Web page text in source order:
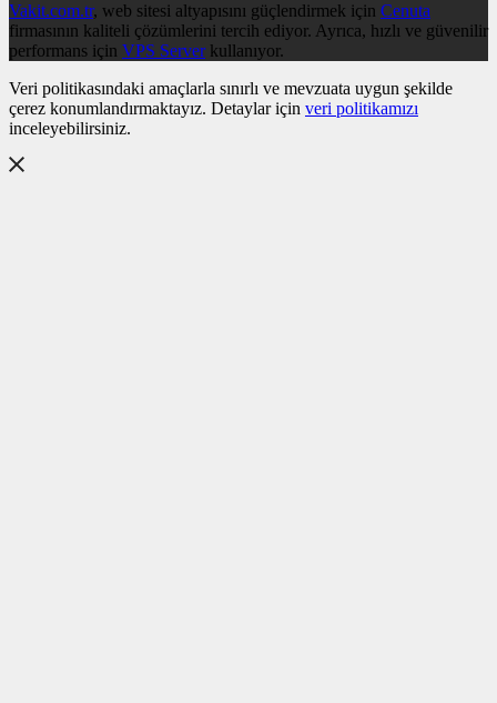
Vakit.com.tr, web sitesi altyapısını güçlendirmek için Cenuta
firmasının kaliteli çözümlerini tercih ediyor. Ayrıca, hızlı ve güvenilir
performans için VPS Serverkullanıyor.
Veri politikasındaki amaçlarla sınırlı ve mevzuata uygun şekilde
çerez konumlandırmaktayız. Detaylar için veri politikamızı
inceleyebilirsiniz.